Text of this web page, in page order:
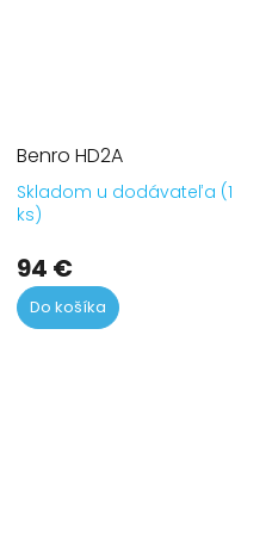
Benro HD2A
Skladom u dodávateľa (1
ks)
94 €
Do košíka